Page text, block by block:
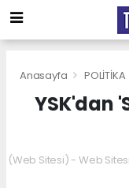
Anasayfa POLİTİKA
YSK'dan
(Web Sitesi) - Web